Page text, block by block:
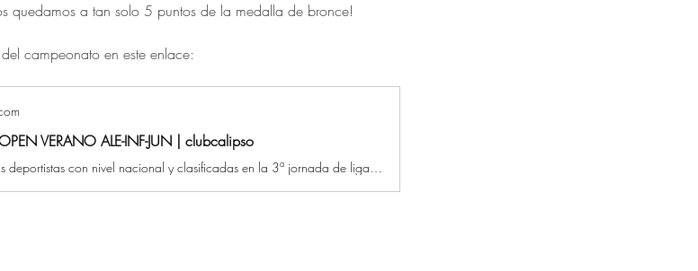
quedamos a tan solo 5 puntos de la medalla de bronce!
campeonato en este enlace:
VERANO ALE-INF-JUN | clubcalipso
Están convocadas deportistas con nivel nacional y clasificadas en la 3ª jornada de liga del pasado 15 de abril